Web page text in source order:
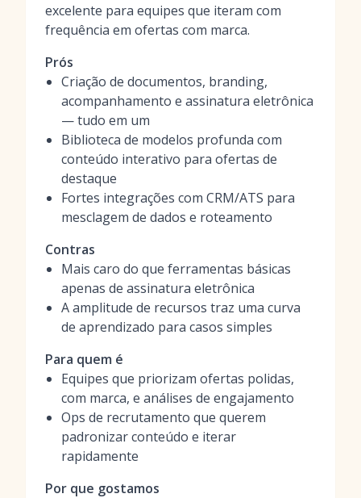
excelente para equipes que iteram com
frequência em ofertas com marca.
Prós
Criação de documentos, branding,
acompanhamento e assinatura eletrônica
— tudo em um
Biblioteca de modelos profunda com
conteúdo interativo para ofertas de
destaque
Fortes integrações com CRM/ATS para
mesclagem de dados e roteamento
Contras
Mais caro do que ferramentas básicas
apenas de assinatura eletrônica
A amplitude de recursos traz uma curva
de aprendizado para casos simples
Para quem é
Equipes que priorizam ofertas polidas,
com marca, e análises de engajamento
Ops de recrutamento que querem
padronizar conteúdo e iterar
rapidamente
Por que gostamos